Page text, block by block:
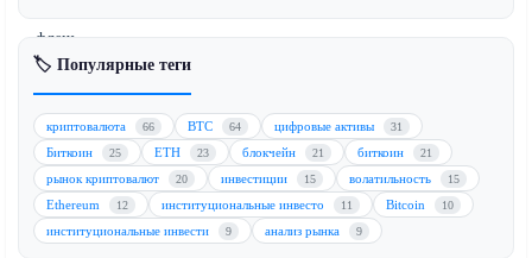
флеш-
кредитов
—
типа
эксплойтов,
которые
выкачали
сотни
миллионов
🏷️ Популярные теги
криптовалюта 66 BTC 64 цифровые активы 31
Биткоин 25 ETH 23 блокчейн 21 биткоин 21
рынок криптовалют 20 инвестиции 15 волатильность 15
Ethereum 12 институциональные инвесто 11 Bitcoin 10
институциональные инвести 9 анализ рынка 9